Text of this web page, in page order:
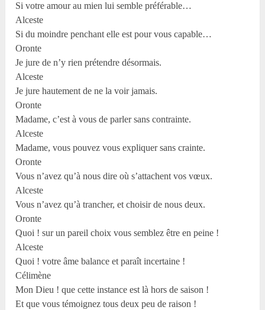
Si votre amour au mien lui semble préférable…
Alceste
Si du moindre penchant elle est pour vous capable…
Oronte
Je jure de n’y rien prétendre désormais.
Alceste
Je jure hautement de ne la voir jamais.
Oronte
Madame, c’est à vous de parler sans contrainte.
Alceste
Madame, vous pouvez vous expliquer sans crainte.
Oronte
Vous n’avez qu’à nous dire où s’attachent vos vœux.
Alceste
Vous n’avez qu’à trancher, et choisir de nous deux.
Oronte
Quoi ! sur un pareil choix vous semblez être en peine !
Alceste
Quoi ! votre âme balance et paraît incertaine !
Célimène
Mon Dieu ! que cette instance est là hors de saison !
Et que vous témoignez tous deux peu de raison !